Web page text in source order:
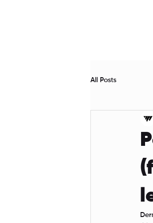
All Posts